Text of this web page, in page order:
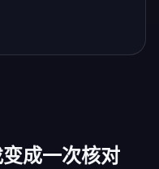
成一次核对